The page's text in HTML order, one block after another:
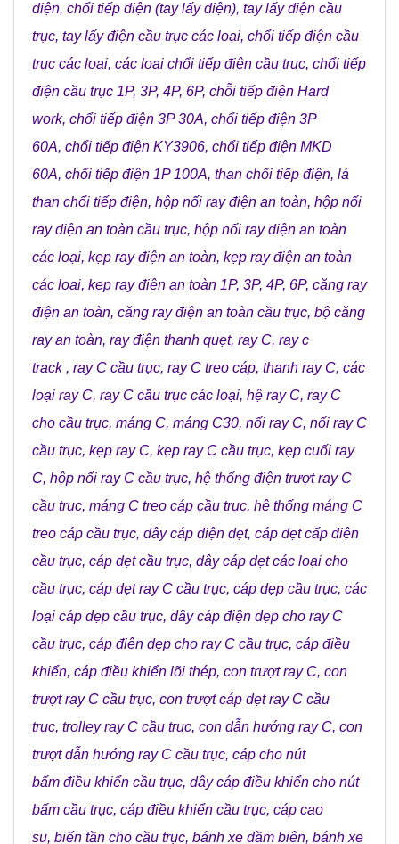
điện, chổi tiếp điện (tay lấy điện), tay lấy điện cầu
trục, tay lấy điện cầu trục các loại, chổi tiếp điện cầu
trục các loại, các loại chổi tiếp điện cầu trục, chổi tiếp
điện cầu trục 1P, 3P, 4P, 6P, chỗi tiếp điện Hard
work, chổi tiếp điện 3P 30A, chổi tiếp điện 3P
60A, chổi tiếp điện KY3906, chổi tiếp điện MKD
60A, chổi tiếp điện 1P 100A, than chổi tiếp điện, lá
than chổi tiếp điện, hộp nối ray điện an toàn, hộp nối
ray điện an toàn cầu trục, hộp nối ray điện an toàn
các loại, kẹp ray điện an toàn, kẹp ray điện an toàn
các loại, kẹp ray điện an toàn 1P, 3P, 4P, 6P, căng ray
điện an toàn, căng ray điện an toàn cầu trục, bộ căng
ray an toàn, ray điện thanh quẹt, ray C, ray c
track, ray C cầu trục, ray C treo cáp, thanh ray C, các
loại ray C, ray C cầu trục các loại, hệ ray C, ray C
cho cầu trục, máng C, máng C30, nối ray C, nối ray C
cầu trục, kẹp ray C, kẹp ray C cầu trục, kẹp cuối ray
C, hộp nối ray C cầu trục, hệ thống điện trượt ray C
cầu trục, máng C treo cáp cầu trục, hệ thống máng C
treo cáp cầu trục, dây cáp điện dẹt, cáp dẹt cấp điện
cầu trục, cáp dẹt cầu trục, dây cáp dẹt các loại cho
cầu trục, cáp dẹt ray C cầu trục, cáp dẹp cầu trục, các
loại cáp dẹp cầu trục, dây cáp điện dẹp cho ray C
cầu trục, cáp điên dẹp cho ray C cầu trục, cáp điều
khiển, cáp điều khiển lõi thép, con trượt ray C, con
trượt ray C cầu trục, con trượt cáp dẹt ray C cầu
trục, trolley ray C cầu trục, con dẫn hướng ray C, con
trượt dẫn hướng ray C cầu trục, cáp cho nút
bấm điều khiển cầu trục, dây cáp điều khiển cho nút
bấm cầu trục, cáp điều khiển cầu trục, cáp cao
su, biến tần cho cầu trục, bánh xe dầm biên, bánh xe